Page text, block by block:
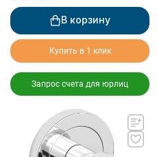
В корзину
Купить в 1 клик
Запрос счета для юрлиц